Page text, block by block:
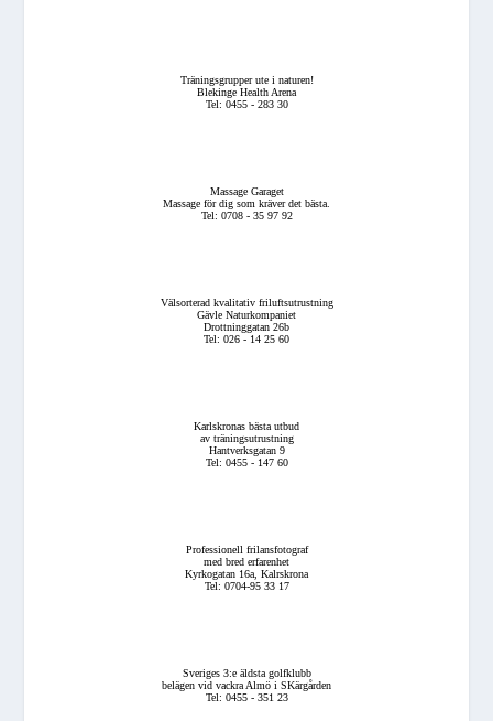
Träningsgrupper ute i naturen!
Blekinge Health Arena
Tel: 0455 - 283 30
Massage Garaget
Massage för dig som kräver det bästa.
Tel: 0708 - 35 97 92
Välsorterad kvalitativ friluftsutrustning
Gävle Naturkompaniet
Drottninggatan 26b
Tel: 026 - 14 25 60
Karlskronas bästa utbud
av träningsutrustning
Hantverksgatan 9
Tel: 0455 - 147 60
Professionell frilansfotograf
med bred erfarenhet
Kyrkogatan 16a, Kalrskrona
Tel: 0704-95 33 17
Sveriges 3:e äldsta golfklubb
belägen vid vackra Almö i SKärgården
Tel: 0455 - 351 23